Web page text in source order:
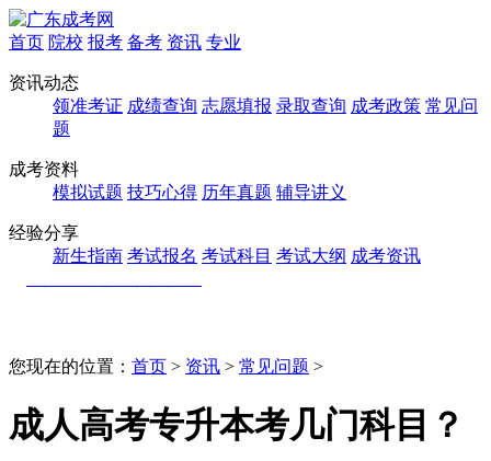
首页 院校 报考 备考 资讯 专业
资讯动态
领准考证 成绩查询 志愿填报 录取查询 成考政策 常见问
题
成考资料
模拟试题 技巧心得 历年真题 辅导讲义
经验分享
新生指南 考试报名 考试科目 考试大纲 成考资讯
您现在的位置： 首页 > 资讯 > 常见问题 >
成人高考专升本考几门科目？